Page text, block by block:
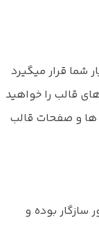
شما قرار میگیرد
قالب را خواهید
ها و صفحات قالب
سازگار بوده و